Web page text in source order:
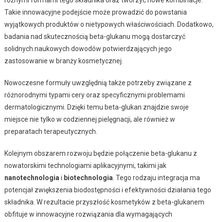
Takie innowacyjne podejście może prowadzić do powstania
wyjątkowych produktów o nietypowych właściwościach. Dodatkowo,
badania nad skutecznością beta-glukanu mogą dostarczyć
solidnych naukowych dowodów potwierdzających jego
zastosowanie w branży kosmetycznej.
Nowoczesne formuły uwzględnią także potrzeby związane z
różnorodnymi typami cery oraz specyficznymi problemami
dermatologicznymi. Dzięki temu beta-glukan znajdzie swoje
miejsce nie tylko w codziennej pielęgnacji, ale również w
preparatach terapeutycznych.
Kolejnym obszarem rozwoju będzie połączenie beta-glukanu z
nowatorskimi technologiami aplikacyjnymi, takimi jak
nanotechnologiai biotechnologia. Tego rodzaju integracja ma
potencjał zwiększenia biodostępności i efektywności działania tego
składnika. W rezultacie przyszłość kosmetyków z beta-glukanem
obfituje w innowacyjne rozwiązania dla wymagających